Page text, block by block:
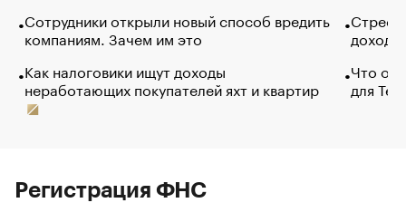
Сотрудники открыли новый способ вредить
компаниям. Зачем им это
Как налоговики ищут доходы
неработающих покупателей яхт и квартир
Что
для
Регистрация ФНС